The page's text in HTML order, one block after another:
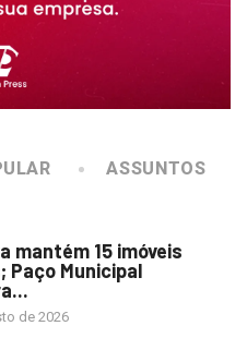
ASSUNTOS
mantém 15 imóveis
Paço Municipal
de 2026